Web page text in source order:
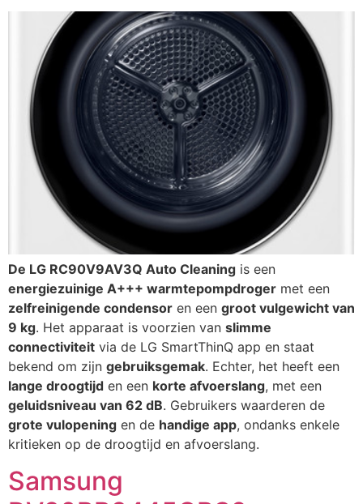
De LG RC90V9AV3Q Auto Cleaning is een
energiezuinige A+++ warmtepompdroger met een
zelfreinigende condensor en een groot vulgewicht van
9 kg. Het apparaat is voorzien van slimme
connectiviteit via de LG SmartThinQ app en staat
bekend om zijn gebruiksgemak. Echter, het heeft een
lange droogtijd en een korte afvoerslang, met een
geluidsniveau van 62 dB. Gebruikers waarderen de
grote vulopening en de handige app, ondanks enkele
kritieken op de droogtijd en afvoerslang.
Samsung